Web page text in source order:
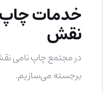
خدمات چاپ
نقش
درمجتمع چاپ نامی
برجسته می‌سازیم.